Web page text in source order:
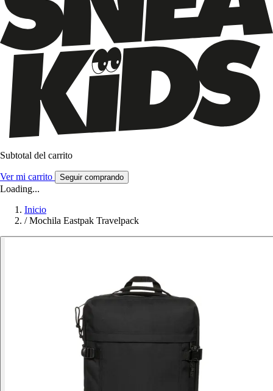
Subtotal del carrito
Ver mi carrito Seguir comprando
Loading...
Inicio
/ Mochila Eastpak Travelpack